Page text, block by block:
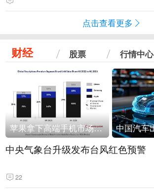
点击查看更多
财经 股票 行情中心
苹果拿下高端手机市场65%的份额：iPhone 17系列功不可没
中央气象台升级发布台风红色预警
22